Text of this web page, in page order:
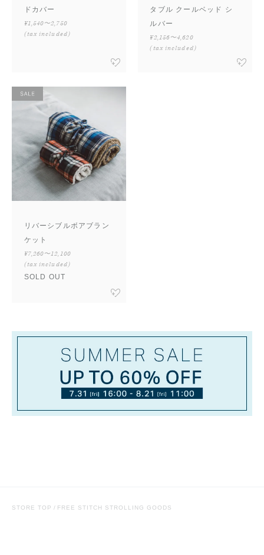
ドカバー
¥1,540〜2,750
(tax included)
タブル クールベッド シ
ルバー
¥2,156〜4,620
(tax included)
リバーシブルボアブラン
ケット
¥7,260〜12,100
(tax included)
SOLD OUT
STORE TOP FREE STITCH STROLLING GOODS